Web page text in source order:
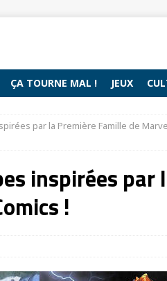
ÇA TOURNE MAL ! JEUX
par la Première Famille de
inspirées par
!